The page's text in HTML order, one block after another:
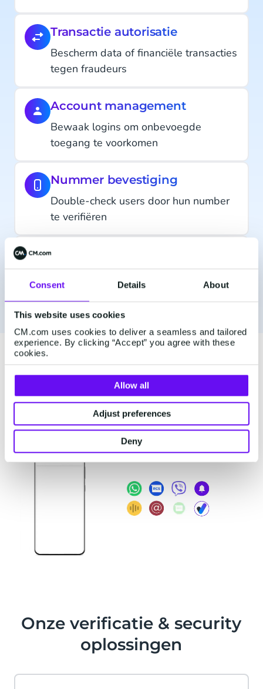
Consent Details About
This website uses cookies
CM.com uses cookies to deliver a seamless and tailored
experience. By clicking “Accept” you agree with these
cookies.
Allow all
Adjust preferences
Deny
Transactie autorisatie
Bescherm data of financiële transacties
tegen fraudeurs
Account management
Bewaak logins om onbevoegde
toegang te voorkomen
Nummer bevestiging
Double-check users door hun number
te verifiëren
Preventie van fraude
fraude op te sporen en te voorkomen
Kies de beste verificatie
kanalen voor jouw
doelgroep
Onze verificatie & security
oplossingen